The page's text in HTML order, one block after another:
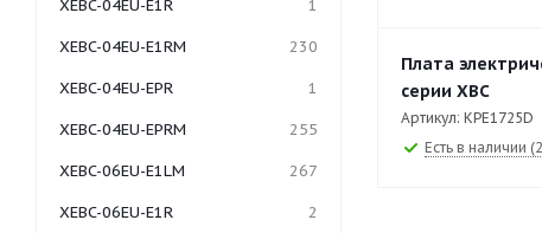
Плата
серии XBC
Артикул: KPE1725D
Есть в наличии
XEBC-04EU-E1R 1
XEBC-04EU-E1RM 230
XEBC-04EU-EPR 1
XEBC-04EU-EPRM 255
XEBC-06EU-E1LM 267
XEBC-06EU-E1R 2